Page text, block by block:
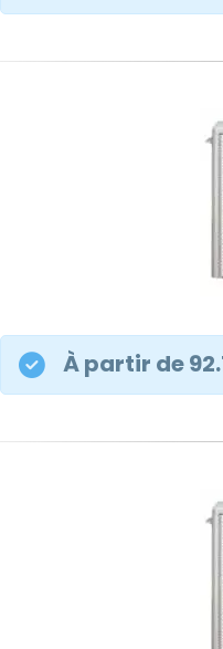
À partir de